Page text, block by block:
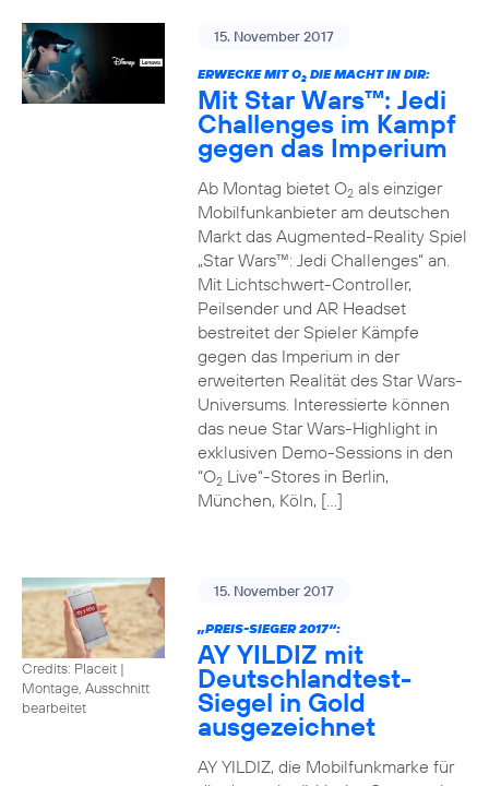
15. November 2017
ERWECKE MIT O2DIE MACHT IN DIR:
Mit Star Wars™: Jedi
Challenges im Kampf
gegen das Imperium
Ab Montag bietet O2als einziger
Mobilfunkanbieter am deutschen
Markt das Augmented-Reality Spiel
„Star Wars™: Jedi Challenges“ an.
Mit Lichtschwert-Controller,
Peilsender und AR Headset
bestreitet der Spieler Kämpfe
gegen das Imperium in der
erweiterten Realität des Star Wars-
Universums. Interessierte können
das neue Star Wars-Highlight in
exklusiven Demo-Sessions in den
“O2Live“-Stores in Berlin,
München, Köln, […]
Credits: Placeit |
Montage, Ausschnitt
bearbeitet
15. November 2017
„PREIS-SIEGER 2017“:
AY YILDIZ mit
Deutschlandtest-
Siegel in Gold
ausgezeichnet
AY YILDIZ, die Mobilfunkmarke für